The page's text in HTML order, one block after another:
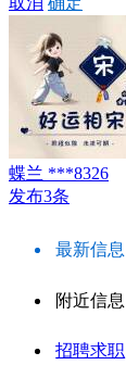
蝶兰 ***8326
发布3条
最新信息
附近信息
招聘求职